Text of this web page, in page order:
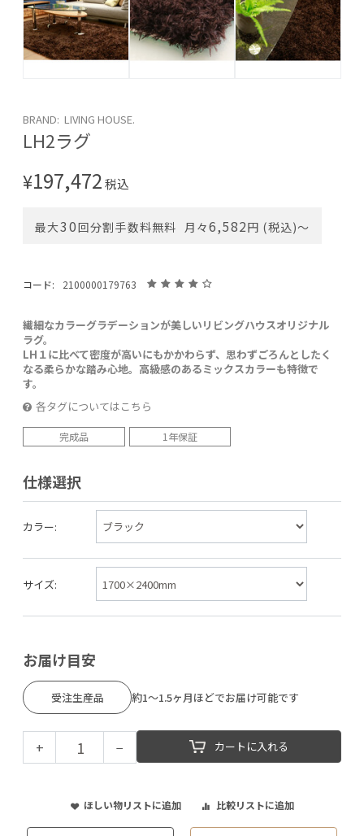
BRAND: LIVING HOUSE.
LH2ラグ
¥197,472税込
最大30回分割手数料無料 月々6,582円 (税込)〜
コード: 2100000179763
繊細なカラーグラデーションが美しいリビングハウスオリジナル
ラグ。
LH１に比べて密度が高いにもかかわらず、思わずごろんとしたく
なる柔らかな踏み心地。高級感のあるミックスカラーも特徴で
す。
各タグについてはこちら
完成品 1年保証
仕様選択
カラー:
サイズ:
お届け目安
受注生産品 約1～1.5ヶ月ほどでお届け可能です
+ − カートに入れる
ほしい物リストに追加 比較リストに追加